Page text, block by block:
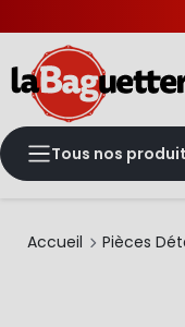
Tous nos
Accueil Pièces